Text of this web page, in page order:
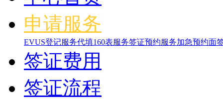
申请服务
EVUS登记服务代填160表服务签证预约服务加急预约面
签证费用
签证流程